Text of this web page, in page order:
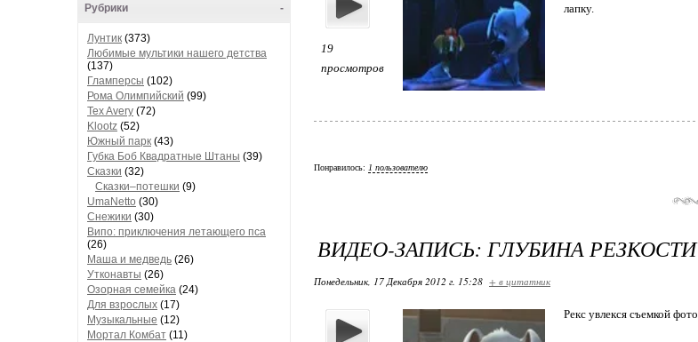
-
Рубрики
Лунтик (373)
Любимые мультики нашего детства
(137)
Гламперсы (102)
Рома Олимпийский (99)
Tex Avery (72)
Klootz (52)
Южный парк (43)
Губка Боб Квадратные Штаны (39)
Сказки (32)
Сказки–потешки (9)
UmaNetto (30)
Снежики (30)
Випо: приключения летающего пса
(26)
Маша и медведь (26)
Утконавты (26)
Озорная семейка (24)
Для взрослых (17)
Музыкальные (12)
Мортал Комбат (11)
19
просмотров
лапку.
Понравилось: 1 пользователю
ВИДЕО-ЗАПИСЬ: ГЛУБИНА РЕЗКОСТИ
Понедельник, 17 Декабря 2012 г. 15:28 + в цитатник
Рекс увлекся съемкой фото.